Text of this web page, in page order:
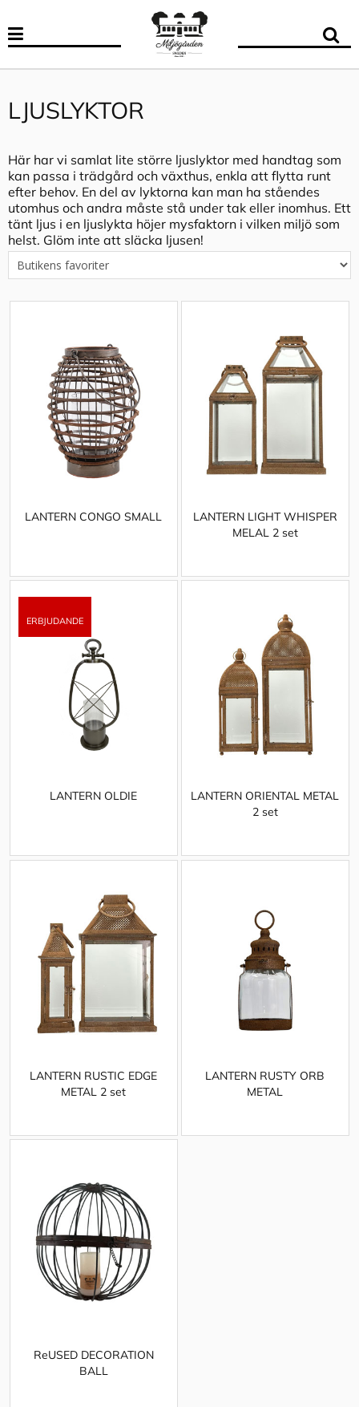
LJUSLYKTOR
Här har vi samlat lite större ljuslyktor med handtag som
kan passa i trädgård och växthus, enkla att flytta runt
efter behov. En del av lyktorna kan man ha ståendes
utomhus och andra måste stå under tak eller inomhus. Ett
tänt ljus i en ljuslykta höjer mysfaktorn i vilken miljö som
helst. Glöm inte att släcka ljusen!
LANTERN CONGO SMALL
LANTERN LIGHT WHISPER
MELAL 2 set
LANTERN OLDIE
LANTERN ORIENTAL METAL
2 set
LANTERN RUSTIC EDGE
METAL 2 set
LANTERN RUSTY ORB
METAL
ReUSED DECORATION
BALL